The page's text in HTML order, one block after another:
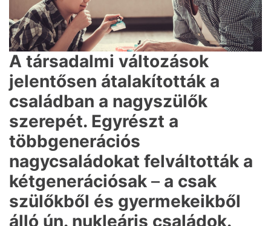
A társadalmi változások
jelentősen átalakították a
családban a nagyszülők
szerepét. Egyrészt a
többgenerációs
nagycsaládokat felváltották a
kétgenerációsak – a csak
szülőkből és gyermekeikből
álló ún. nukleáris családok.